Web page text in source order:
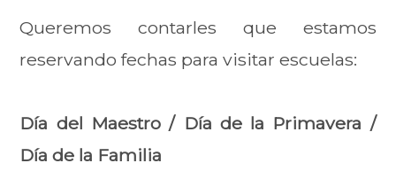
Queremos contarles que estamos
reservando fechas para visitar escuelas:
Día del Maestro / Día de la Primavera /
Día de la Familia